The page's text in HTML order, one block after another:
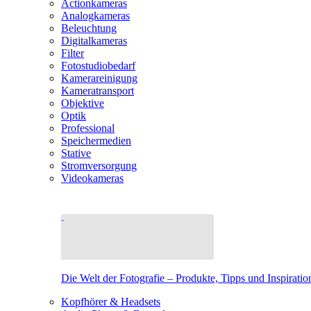
Actionkameras
Analogkameras
Beleuchtung
Digitalkameras
Filter
Fotostudiobedarf
Kamerareinigung
Kameratransport
Objektive
Optik
Professional
Speichermedien
Stative
Stromversorgung
Videokameras
Die Welt der Fotografie – Produkte, Tipps und
Kopfhörer & Headsets